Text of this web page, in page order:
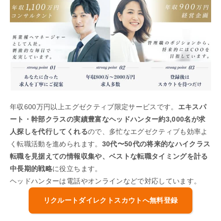
年収600万円以上エグゼクティブ限定サービスです。 エキスパ
ート・幹部クラスの実績豊富なヘッドハンター約3,000名が求
人探しを代行してくれるので、多忙なエグゼクティブも効率よ
く転職活動を進められます。 30代〜50代の将来的なハイクラス
転職を見据えての情報収集や、ベストな転職タイミングを計る
中長期的戦略に役立ちます。
ヘッドハンターは電話やオンラインなどで対応しています。
リクルートダイレクトスカウトへ無料登録